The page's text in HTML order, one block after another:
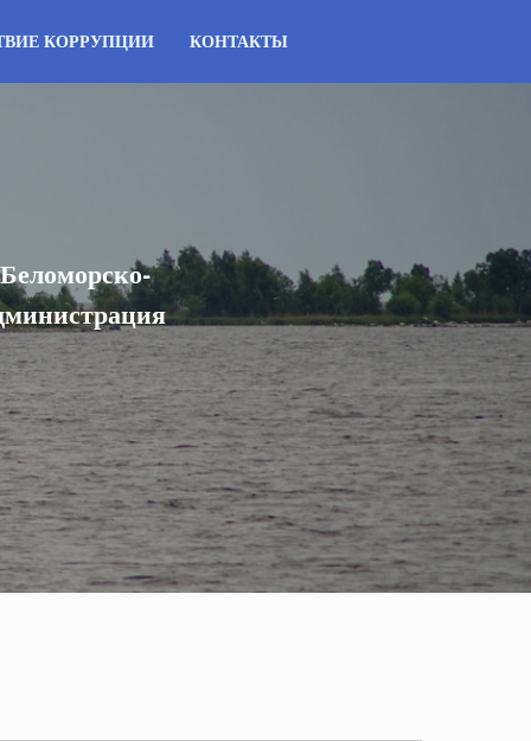
КОРРУПЦИИ КОНТАКТЫ